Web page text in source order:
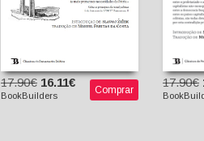
17.90€ 16.11€
BookBuilders Comprar
17.90€